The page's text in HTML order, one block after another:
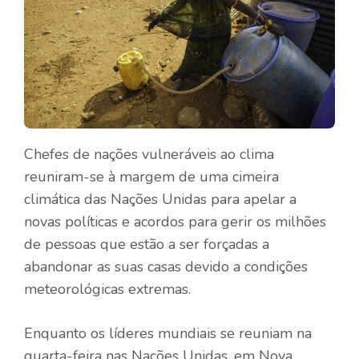
Chefes de nações vulneráveis ​​ao clima
reuniram-se à margem de uma cimeira
climática das Nações Unidas para apelar a
novas políticas e acordos para gerir os milhões
de pessoas que estão a ser forçadas a
abandonar as suas casas devido a condições
meteorológicas extremas.
Enquanto os líderes mundiais se reuniam na